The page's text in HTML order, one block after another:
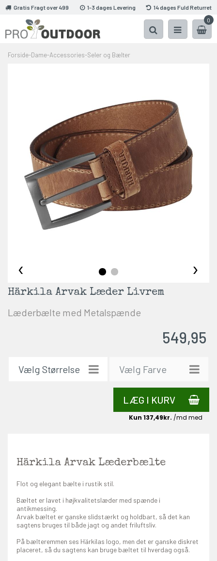
Gratis Fragt over 499 1-3 dages Levering
14 dages Fuld Returret
0
Forside-Dame-Accessories-Seler og Bælter
‹ ›
Härkila Arvak Læder Livrem
Læderbælte med Metalspænde
549,95
LÆG I KURV
Härkila Arvak Læderbælte
Flot og elegant bælte i rustik stil.
Bæltet er lavet i højkvalitetslæder med spænde i
antikmessing.
Arvak bæltet er ganske slidstærkt og holdbart, så det kan
sagtens bruges til både jagt og andet friluftsliv.
På bælteremmen ses Härkilas logo, men det er ganske diskret
placeret, så du sagtens kan bruge bæltet til hverdag også.